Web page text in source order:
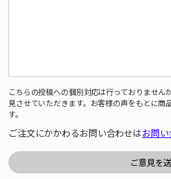
こちらの投稿への個別対応は行っておりません
見させていただきます。お客様の声をもとに商
す。
ご注文にかかわるお問い合わせはお問